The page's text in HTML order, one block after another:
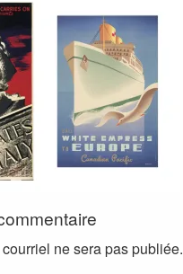
ne sera pas publiée.